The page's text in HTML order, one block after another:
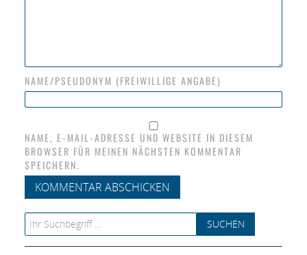
NAME/PSEUDONYM (FREIWILLIGE ANGABE)
NAME, E-MAIL-ADRESSE UND WEBSITE IN DIESEM
BROWSER FÜR MEINEN NÄCHSTEN KOMMENTAR
SPEICHERN.
Search for: